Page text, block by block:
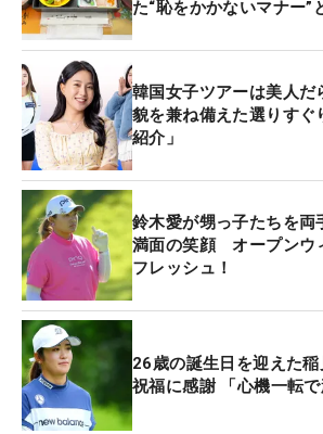
た“恥をかかないマナー”
韓国女子ツアーは美人だ
貌を兼ね備えた選りす
紹介」
鈴木愛が甥っ子たちを両
満面の笑顔 オープンウ
フレッシュ！
26歳の誕生日を迎えた
祝福に感謝 「心機一転で